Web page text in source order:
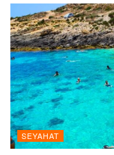
SEYAHAT